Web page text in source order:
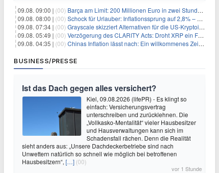
09.08. 09:00 | (00) Barça am Limit: 200 Millionen Euro in zwei Stunden – warum dieser Schuldentrip hochgefährlich wird
09.08. 08:00 | (00) Schock für Urlauber: Inflationssprung auf 2,8% – Diese Preise explodieren jetzt
09.08. 07:34 | (00) Grayscale skizziert Alternativen für die US-Kryptoindustrie ohne CLARITY Act
09.08. 05:49 | (00) Verzögerung des CLARITY Acts: Droht XRP ein Fall unter die $1-Marke?
09.08. 04:35 | (00) Chinas Inflation lässt nach: Ein willkommenes Zeichen für Investoren angesichts der Folgen des Öl-Schocks
BUSINESS/PRESSE
Ist das Dach gegen alles versichert?
Kiel, 09.08.2026 (lifePR) - Es klingt so
einfach: Versicherungsvertrag
unterschreiben und zurücklehnen. Die
„Vollkasko-Mentalität“ vieler Hausbesitzer
und Hausverwaltungen kann sich im
Schadensfall rächen. Denn die Realität
sieht anders aus: „Unsere Dachdeckerbetriebe sind nach
Unwettern natürlich so schnell wie möglich bei betroffenen
Hausbesitzern“, […] (00)
vor 1 Stunde